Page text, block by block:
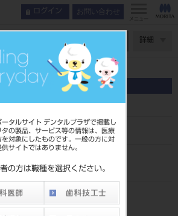
ータルサイト デンタルプラザで掲載し
タの製品、サービス等の情報は、医療
を対象にしたものです。一般の方に対
サイトではありません。
の方は職種を選択ください。
ログイン お問い合わせ
メニュー
詳細
線 2連フットスイッチ(モリタ連携版)
い合わせ
トスイッチ(モリタ連携版)
102850032
JAN/EANコード